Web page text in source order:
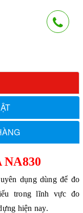
dụng dùng để đo
trong lĩnh vực đo
hiện nay.